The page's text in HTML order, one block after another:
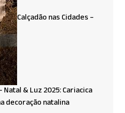
Calçadão nas Cidades –
& Luz 2025: Cariacica
decoração natalina